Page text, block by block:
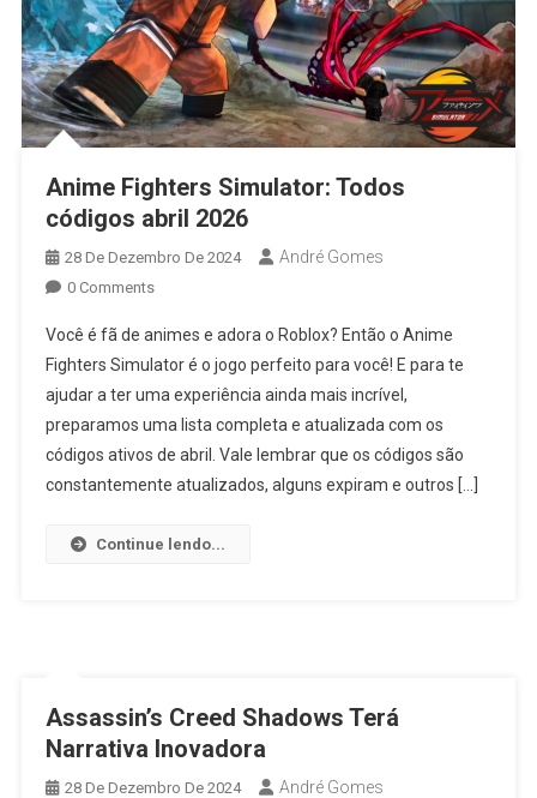
Anime Fighters Simulator: Todos
códigos abril 2026
28 De Dezembro De 2024 André Gomes
0 Comments
Você é fã de animes e adora o Roblox? Então o Anime
Fighters Simulator é o jogo perfeito para você! E para te
ajudar a ter uma experiência ainda mais incrível,
preparamos uma lista completa e atualizada com os
códigos ativos de abril. Vale lembrar que os códigos são
constantemente atualizados, alguns expiram e outros […]
Continue lendo...
Assassin’s Creed Shadows Terá
Narrativa Inovadora
28 De Dezembro De 2024 André Gomes